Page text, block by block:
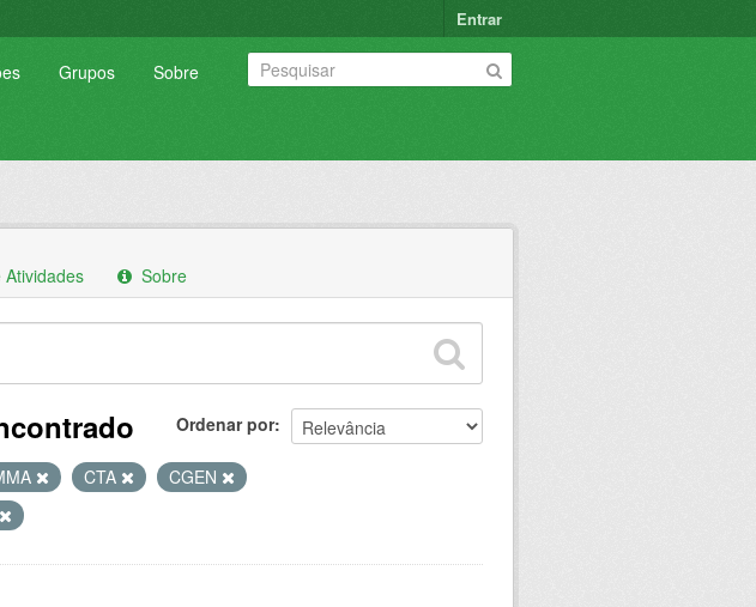
Entrar
Grupos Sobre
Atividades Sobre
Ordenar por
CTA
CGEN